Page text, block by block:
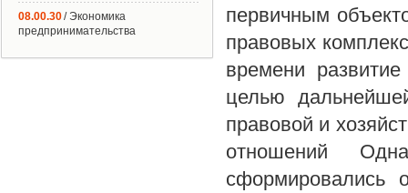
первичным
правовых
времени
целью
правовой и
отношений
сформировались
08.00.30/ Экономика
предпринимательства